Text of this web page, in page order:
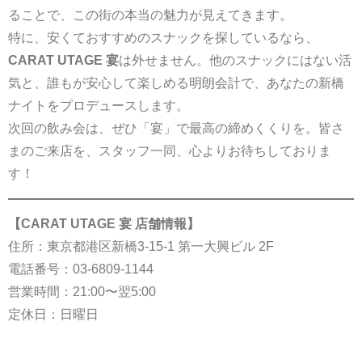
ることで、この街の本当の魅力が見えてきます。
特に、安くておすすめのスナックを探しているなら、
CARAT UTAGE 宴は外せません。他のスナックにはない活
気と、誰もが安心して楽しめる明朗会計で、あなたの新橋
ナイトをプロデュースします。
次回の飲み会は、ぜひ「宴」で最高の締めくくりを。皆さ
まのご来店を、スタッフ一同、心よりお待ちしておりま
す！
【CARAT UTAGE 宴 店舗情報】
住所：東京都港区新橋3-15-1 第一大興ビル 2F
電話番号： 03-6809-1144
営業時間：21:00〜翌5:00
定休日：日曜日